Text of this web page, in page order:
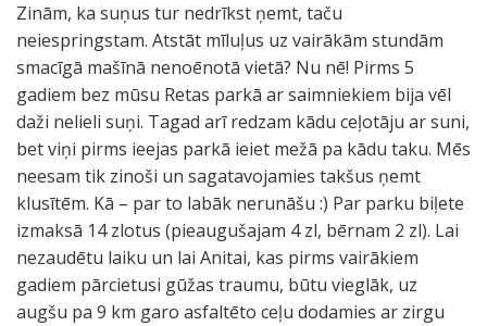
Zinām, ka suņus tur nedrīkst ņemt, taču
neiespringstam. Atstāt mīluļus uz vairākām stundām
smacīgā mašīnā nenoēnotā vietā? Nu nē! Pirms 5
gadiem bez mūsu Retas parkā ar saimniekiem bija vēl
daži nelieli suņi. Tagad arī redzam kādu ceļotāju ar suni,
bet viņi pirms ieejas parkā ieiet mežā pa kādu taku. Mēs
neesam tik zinoši un sagatavojamies takšus ņemt
klusītēm. Kā – par to labāk nerunāšu :) Par parku biļete
izmaksā 14 zlotus (pieaugušajam 4 zl, bērnam 2 zl). Lai
nezaudētu laiku un lai Anitai, kas pirms vairākiem
gadiem pārcietusi gūžas traumu, būtu vieglāk, uz
augšu pa 9 km garo asfaltēto ceļu dodamies ar zirgu